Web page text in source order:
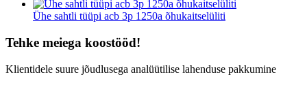
Ühe sahtli tüüpi acb 3p 1250a õhukaitselüliti
Tehke meiega koostööd!
Klientidele suure jõudlusega analüütilise lahenduse pakkumine